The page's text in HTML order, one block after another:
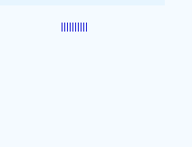
||||||||||